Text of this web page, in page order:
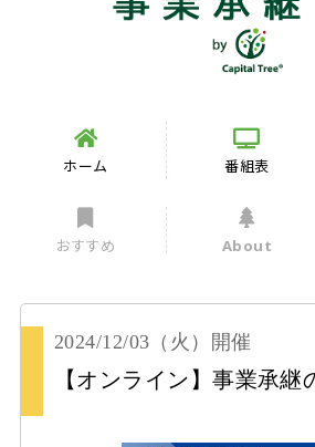
ホーム 番組表
おすすめ About
2024/12/03 （火） 開催
【オンライン】事業承継